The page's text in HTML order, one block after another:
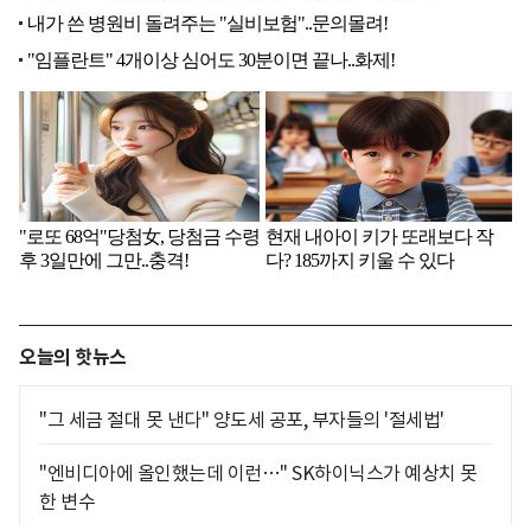
오늘의 핫뉴스
"그 세금 절대 못 낸다" 양도세 공포, 부자들의 '절세법'
"엔비디아에 올인했는데 이런…" SK하이닉스가 예상치 못
한 변수